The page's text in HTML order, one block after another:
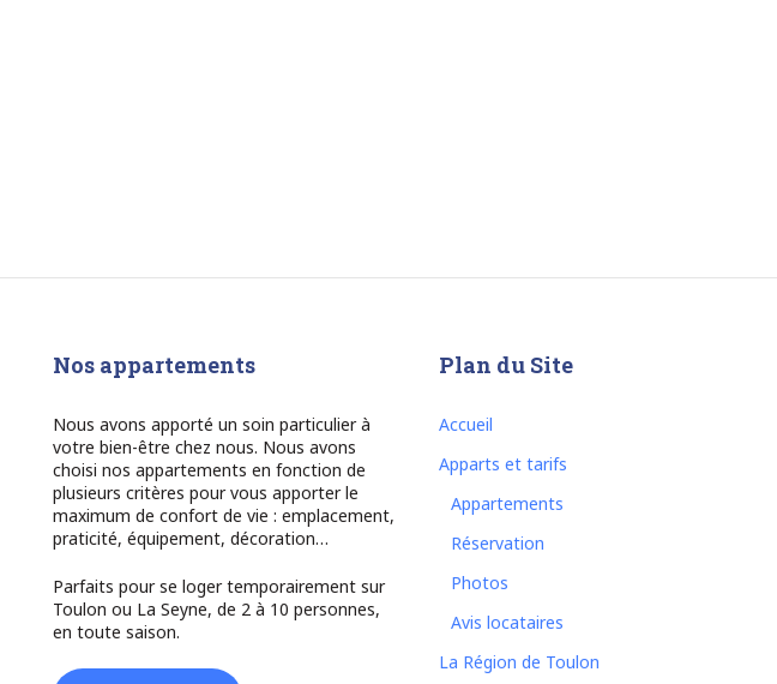
Nos appartements
Nous avons apporté un soin particulier à
votre bien-être chez nous. Nous avons
choisi nos appartements en fonction de
plusieurs critères pour vous apporter le
maximum de confort de vie : emplacement,
praticité, équipement, décoration…
Parfaits pour se loger temporairement sur
Toulon ou La Seyne, de 2 à 10 personnes,
en toute saison.
Plan du Site
Accueil
Apparts et tarifs
Appartements
Réservation
Photos
Avis locataires
La Région de Toulon